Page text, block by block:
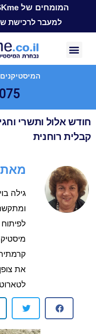
המומחים של ASKme - כאן, במיוחד בשבילך
למעבר לרכישת
חודש אלול ותשרי
קבלית רוחנית
מאת:
גילה
את